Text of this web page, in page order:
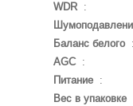
WDR:
Баланс белого
AGC:
Питание :
Вес в упаковке